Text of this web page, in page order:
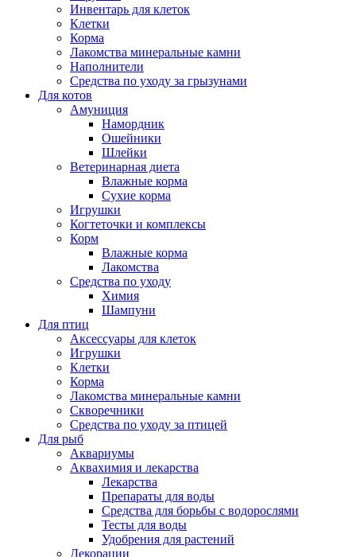
Инвентарь для клеток
Клетки
Корма
Лакомства минеральные камни
Наполнители
Средства по уходу за грызунами
Для котов
Амуниция
Намордник
Ошейники
Шлейки
Ветеринарная диета
Влажные корма
Сухие корма
Игрушки
Когтеточки и комплексы
Корм
Влажные корма
Лакомства
Средства по уходу
Химия
Шампуни
Для птиц
Аксессуары для клеток
Игрушки
Клетки
Корма
Лакомства минеральные камни
Скворечники
Средства по уходу за птицей
Для рыб
Аквариумы
Аквахимия и лекарства
Лекарства
Препараты для воды
Средства для борьбы с водорослями
Тесты для воды
Удобрения для растений
Декорации